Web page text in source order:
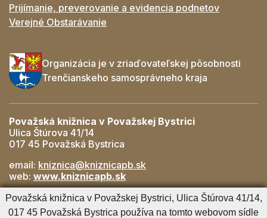
Prijímanie, preverovanie a evidencia podnetov
Verejné Obstarávanie
Organizácia je v zriaďovateľskej pôsobnosti
Trenčianskeho samosprávneho kraja
Považská knižnica v Považskej Bystrici
Ulica Štúrova 41/14
017 45 Považská Bystrica
email: kniznica@kniznicapb.sk
web: www.kniznicapb.sk
Pobočky
Rozkvet- 042/432 56 59, rozkvet@kniznicapb.sk
Považská knižnica v Považskej Bystrici, Ulica Štúrova 41/14,
017 45 Považská Bystrica používa na tomto webovom sídle